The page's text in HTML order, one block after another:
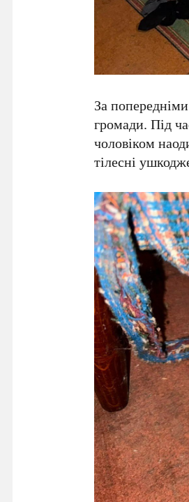
За
громади. Під
чоловіком
тілесні